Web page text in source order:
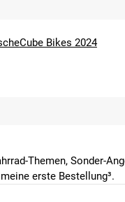
Cube Bikes 2024
Themen, Sonder-
erste Bestellung³.